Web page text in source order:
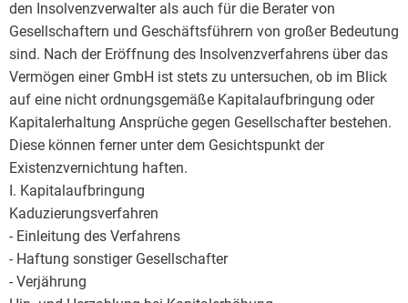
den Insolvenzverwalter als auch für die Berater von
Gesellschaftern und Geschäftsführern von großer Bedeutung
sind. Nach der Eröffnung des Insolvenzverfahrens über das
Vermögen einer GmbH ist stets zu untersuchen, ob im Blick
auf eine nicht ordnungsgemäße Kapitalaufbringung oder
Kapitalerhaltung Ansprüche gegen Gesellschafter bestehen.
Diese können ferner unter dem Gesichtspunkt der
Existenzvernichtung haften.
I. Kapitalaufbringung
Kaduzierungsverfahren
- Einleitung des Verfahrens
- Haftung sonstiger Gesellschafter
- Verjährung